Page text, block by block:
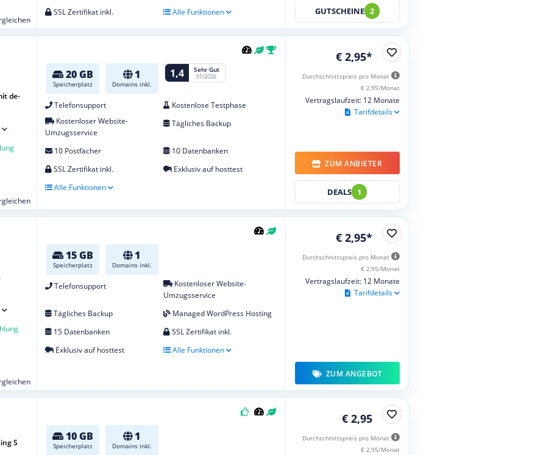
SSL Zertifikat inkl.
Alle Funktionen GUTSCHEINE 2
20 GB
Speicherplatz
1
Domains inkl.
1,4 Sehr Gut
01/2026
Telefonsupport
Kostenlose Testphase
Kostenloser Website-
Umzugsservice
Tägliches Backup
10 Postfächer
10 Datenbanken
SSL Zertifikat inkl.
Exklusiv auf hosttest
Alle Funktionen
de-
€ 2,95*
Durchschnittspreis pro Monat
€ 2,95/Monat
Vertragslaufzeit: 12 Monate
Tarifdetails
ZUM ANBIETER
DEALS 1
15 GB
Speicherplatz
1
Domains inkl.
Telefonsupport
Kostenloser Website-
Umzugsservice
Tägliches Backup
Managed WordPress Hosting
15 Datenbanken
SSL Zertifikat inkl.
Exklusiv auf hosttest
Alle Funktionen
€ 2,95*
Durchschnittspreis pro Monat
€ 2,95/Monat
Vertragslaufzeit: 12 Monate
Tarifdetails
ZUM ANGEBOT
10 GB
Speicherplatz
1
Domains inkl.
S
€ 2,95
Durchschnittspreis pro Monat
€ 2,95/Monat